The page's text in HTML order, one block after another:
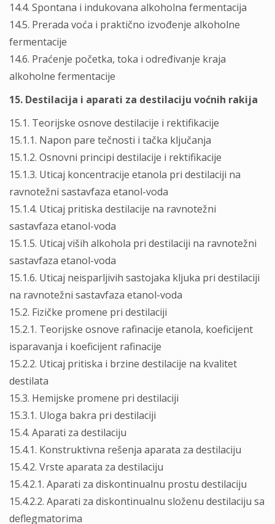
14.4. Spontana i indukovana alkoholna fermentacija
14.5. Prerada voća i praktično izvođenje alkoholne
fermentacije
14.6. Praćenje početka, toka i određivanje kraja
alkoholne fermentacije
15. Destilacija i aparati za destilaciju voćnih rakija
15.1. Teorijske osnove destilacije i rektifikacije
15.1.1. Napon pare tečnosti i tačka ključanja
15.1.2. Osnovni principi destilacije i rektifikacije
15.1.3. Uticaj koncentracije etanola pri destilaciji na
ravnotežni sastavfaza etanol-voda
15.1.4. Uticaj pritiska destilacije na ravnotežni
sastavfaza etanol-voda
15.1.5. Uticaj viših alkohola pri destilaciji na ravnotežni
sastavfaza etanol-voda
15.1.6. Uticaj neisparljivih sastojaka kljuka pri destilaciji
na ravnotežni sastavfaza etanol-voda
15.2. Fizičke promene pri destilaciji
15.2.1. Teorijske osnove rafinacije etanola, koeficijent
isparavanja i koeficijent rafinacije
15.2.2. Uticaj pritiska i brzine destilacije na kvalitet
destilata
15.3. Hemijske promene pri destilaciji
15.3.1. Uloga bakra pri destilaciji
15.4. Aparati za destilaciju
15.4.1. Konstruktivna rešenja aparata za destilaciju
15.4.2. Vrste aparata za destilaciju
15.4.2.1. Aparati za diskontinualnu prostu destilaciju
15.4.2.2. Aparati za diskontinualnu složenu destilaciju sa
deflegmatorima